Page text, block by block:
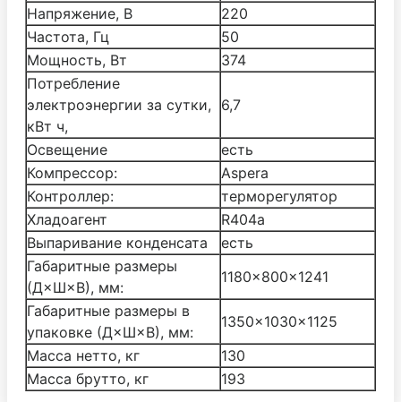
Напряжение, В
220
Частота, Гц
50
Мощность, Вт
374
Потребление
электроэнергии за сутки,
кВт ч,
6,7
Освещение
есть
Компрессор:
Aspera
Контроллер:
терморегулятор
Хладоагент
R404а
Выпаривание конденсата
есть
Габаритные размеры
(Д×Ш×В), мм:
1180×800×1241
Габаритные размеры в
упаковке (Д×Ш×В), мм:
1350×1030×1125
Масса нетто, кг
130
Масса брутто, кг
193